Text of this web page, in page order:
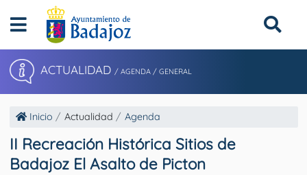
ACTUALIDAD / AGENDA / GENERAL
Inicio Actualidad Agenda
II Recreación Histórica Sitios de
Badajoz El Asalto de Picton